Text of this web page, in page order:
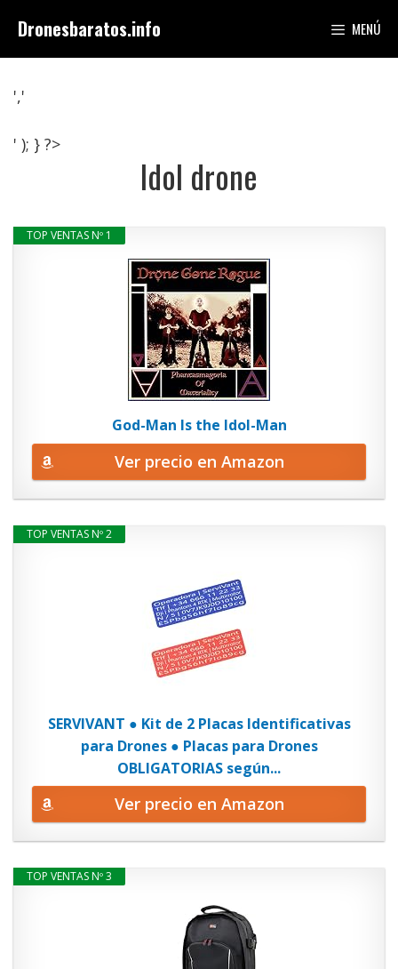
contenido
Dronesbaratos.info MENÚ
','
' ); } ?>
Idol drone
TOP VENTAS Nº 1
God-Man Is the Idol-Man
Ver precio en Amazon
TOP VENTAS Nº 2
SERVIVANT ● Kit de 2 Placas Identificativas
para Drones ● Placas para Drones
OBLIGATORIAS según...
Ver precio en Amazon
TOP VENTAS Nº 3